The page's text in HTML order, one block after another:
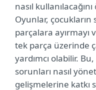
nasıl
Oyunlar,
parçalara
tek parça üzerinde
yardımcı olabilir.
sorunları nasıl
gelişmelerine katkı